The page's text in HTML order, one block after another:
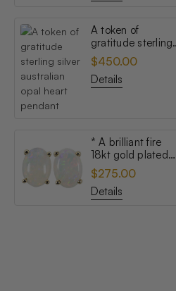
A token of
gratitude sterling
silver australian
opal heart pendant
$450.00
Details
* A brilliant fire
18kt gold plated
australian white
opal stud earrings
$275.00
Details